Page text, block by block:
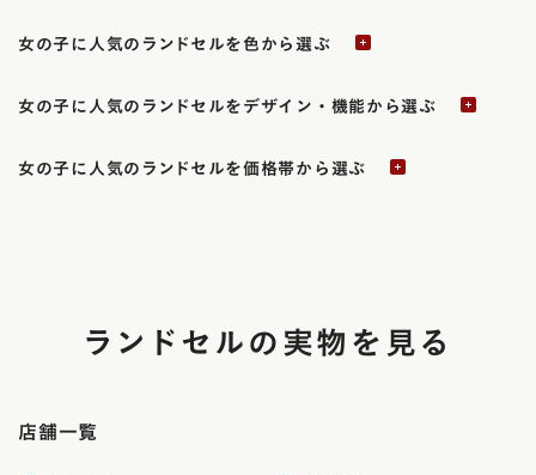
女の子に人気のランドセルを色から選ぶ
女の子に人気のランドセルをデザイン・機能から選ぶ
女の子に人気のランドセルを価格帯から選ぶ
ランドセルの実物を見る
店舗一覧